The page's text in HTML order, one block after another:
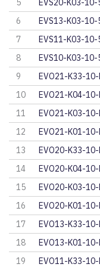
5
EVS20-K03-10-
6
EVS13-K03-10-
7
EVS11-K03-10-
8
EVS10-K03-10-
9
EVO21-K33-10-
10
EVO21-K04-10-
11
EVO21-K03-10-
12
EVO21-K01-10-
13
EVO20-K33-10-
14
EVO20-K04-10-
15
EVO20-K03-10-
16
EVO20-K01-10-
17
EVO13-K33-10-
18
EVO13-K01-10-
19
EVO11-K33-10-